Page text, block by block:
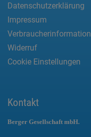
Datenschutzerklärung
Impressum
Verbraucherinformation
Widerruf
Cookie Einstellungen
Kontakt
Berger Gesellschaft mbH.